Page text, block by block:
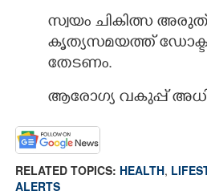
സ്വയം ചികിത്സ
കൃത്യസമയത്ത്
തേടണം.
ആരോഗ്യ വകുപ്പ്
RELATED TOPICS: HEALTH,
ALERTS